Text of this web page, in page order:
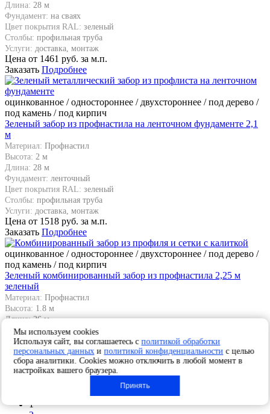
Длина: 28 м
Фундамент: на сваях
Цвет покрытия RAL: зеленый
Столбы: профильная труба
Услуги: доставка, монтаж
Цена от 1461 руб. за м.п.
Заказать Подробнее
оцинкованное / одностороннее / двухстороннее / под дерево /
под камень / под кирпич
Зеленый забор из профнастила на ленточном фундаменте 2,1
м
Материал: Профнастил
Высота: 2 м
Длина: 28 м
Фундамент: ленточный
Цвет покрытия RAL: зеленый
Столбы: профильная труба
Услуги: доставка, монтаж
Цена от 1518 руб. за м.п.
Заказать Подробнее
оцинкованное / одностороннее / двухстороннее / под дерево /
под камень / под кирпич
Зеленый комбинированный забор из профнастила 2,25 м
зеленый
Материал: Профнастил
Высота: 1.8 м
Длина: 26 м
Фундамент: на сваях
Цвет покрытия RAL: зеленый
Столбы: профильная труба
Услуги: доставка, монтаж
Цена от1530руб. за м.п.
1
Мы используем cookies
Используя сайт, вы соглашаетесь сполитикой обработки
персональных данныхиполитикой конфиденциальности с целью
сбора аналитики. Cookies можно отключить в любой момент в
настройках вашего браузера.
Принять